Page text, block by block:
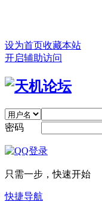
设为首页收藏本站
开启辅助访问
密码
只需一步，快速开始
快捷导航